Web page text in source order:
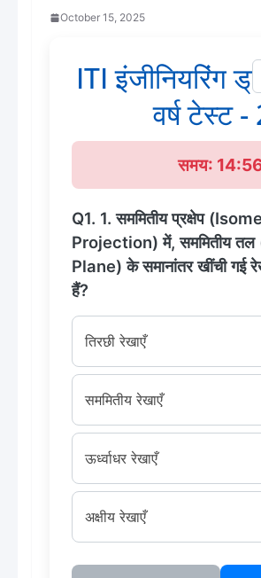
October 15, 2025
ITI इंजीनियरिंग
वर्ष टेस्ट
समय:
Q1. 1. सममितीय प्रक्षेप
Projection) में, सममितीय
Plane) के समानांतर खींची गई
हैं?
तिरछी रेखाएँ
सममितीय रेखाएँ
ऊर्ध्वाधर रेखाएँ
अक्षीय रेखाएँ